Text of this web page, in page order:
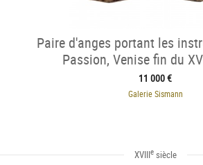
Paire d'anges portant les
Passion, Venise fin du
11 000 €
Galerie Sismann
XVIIIesiècle